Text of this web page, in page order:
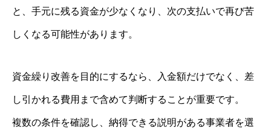
と、手元に残る資金が少なくなり、次の支払いで再び苦
しくなる可能性があります。
資金繰り改善を目的にするなら、入金額だけでなく、差
し引かれる費用まで含めて判断することが重要です。
複数の条件を確認し、納得できる説明がある事業者を選